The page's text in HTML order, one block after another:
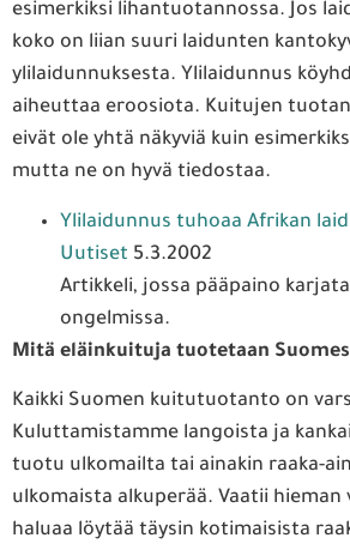
esimerkiksi lihantuotannossa. Jos
koko on liian suuri laidunten
ylilaidunnuksesta. Ylilaidunnus
aiheuttaa eroosiota. Kuitujen
eivät ole yhtä näkyviä kuin
mutta ne on hyvä tiedostaa.
Ylilaidunnus tuhoaa Afrikan
Uutiset 5.3.2002
Artikkeli, jossa pääpaino
ongelmissa.
Mitä eläinkuituja tuotetaan
Kaikki Suomen kuitutuotanto on
Kuluttamistamme langoista ja
tuotu ulkomailta tai ainakin raaka-
ulkomaista alkuperää. Vaatii hieman
haluaa löytää täysin kotimaisista